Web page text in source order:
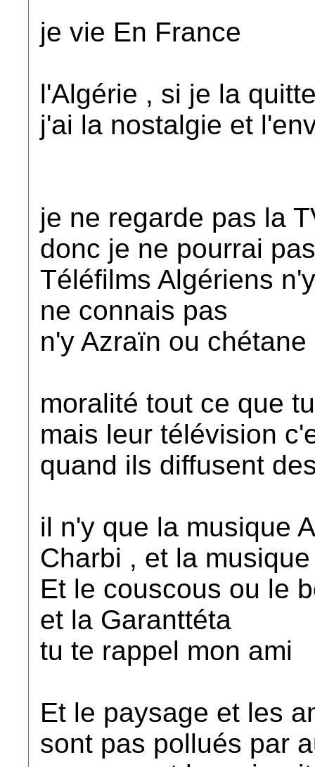
je vie En France
l'Algérie , si je la
j'ai la nostalgie et
je ne regarde pas la
donc je ne pourrai
Téléfilms Algériens
ne connais pas
n'y Azraïn ou chétane
moralité tout ce que
mais leur télévision
quand ils diffusent
il n'y que la musique
Charbi , et la
Et le couscous ou le
et la Garanttéta
tu te rappel mon ami
Et le paysage et les
sont pas pollués par